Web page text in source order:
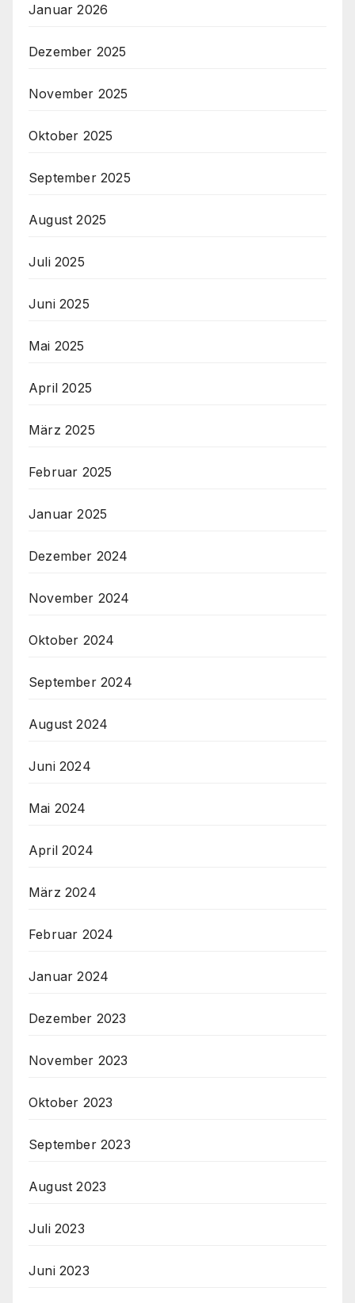
Januar 2026
Dezember 2025
November 2025
Oktober 2025
September 2025
August 2025
Juli 2025
Juni 2025
Mai 2025
April 2025
März 2025
Februar 2025
Januar 2025
Dezember 2024
November 2024
Oktober 2024
September 2024
August 2024
Juni 2024
Mai 2024
April 2024
März 2024
Februar 2024
Januar 2024
Dezember 2023
November 2023
Oktober 2023
September 2023
August 2023
Juli 2023
Juni 2023